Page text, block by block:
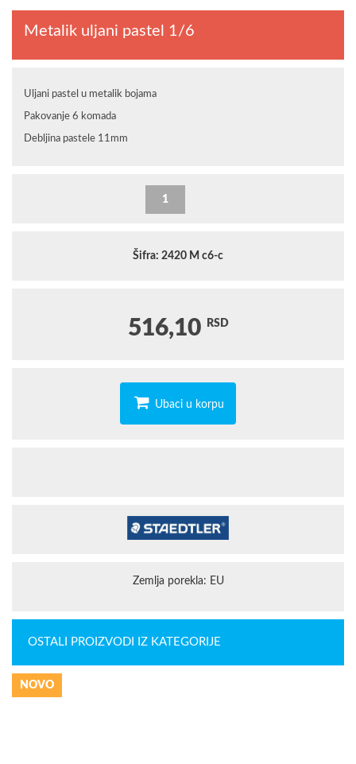
Metalik uljani pastel 1/6
Uljani pastel u metalik bojama
Pakovanje 6 komada
Debljina pastele 11mm
Šifra: 2420 M c6-c
516,10 RSD
Ubaci u korpu
Zemlja porekla: EU
OSTALI PROIZVODI IZ KATEGORIJE
NOVO